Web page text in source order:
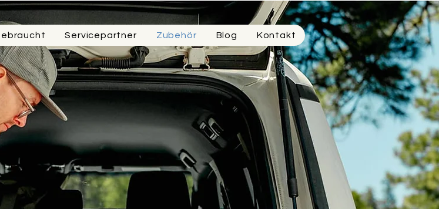
Servicepartner Zubehör Blog Kontakt